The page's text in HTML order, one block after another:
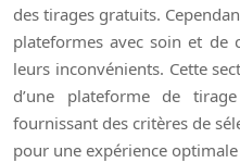
des tirages gratuits.
plateformes avec soin et de
leurs inconvénients. Cette
d’une plateforme de
fournissant des critères de
pour une expérience